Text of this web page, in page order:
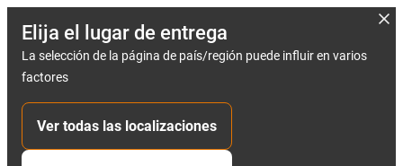
Elija el lugar de entrega
La selección de la página de país/región puede influir en varios
factores
Ver todas las localizaciones